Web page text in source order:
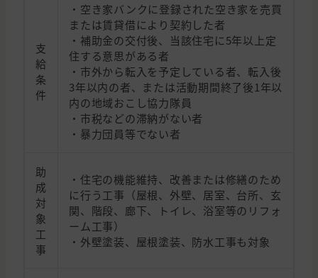
支
給
条
件
・空き家バンクに登録された空き家を売買
または賃貸借により契約した者
・補助金の交付後、当該住宅に5年以上定
住する意思がある者
・市外から転入を予定している者、転入後
3年以内の者、または活動期間終了後1年以
内の地域おこし協力隊員
・市税などの滞納がない者
・暴力団員等でない者
助
成
対
象
工
事
・住宅の機能維持、改善または修繕のため
に行う工事（屋根、外壁、居室、台所、玄
関、階段、廊下、トイレ、浴室等のリフォ
ーム工事）
・外壁塗装、屋根塗装、防水工事も対象